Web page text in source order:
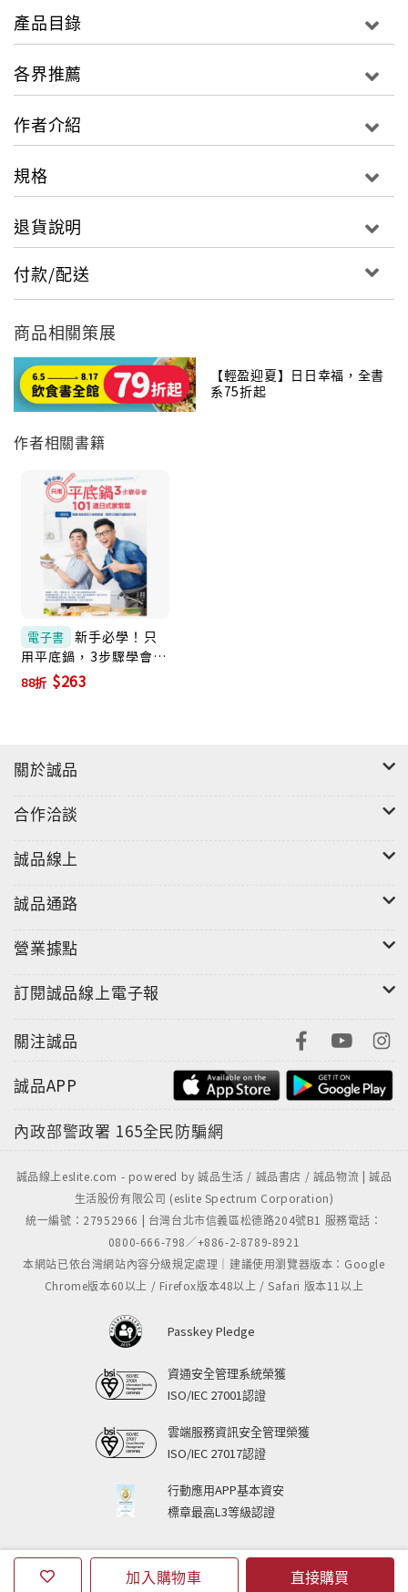
加入購物車 直接購買
您如何利用簡單的調味，變化出一道道少油無負擔，好
吃又健康，令人食指大動的美食。
不輕易說出的烹調密技，一次說清楚，讓您在家也能輕
◎附錄烹調時間與食材雙索引，完全不浪費：細心貼心
所需馬上找到想要學習的各式料理，享受下廚的樂趣。
在所有的鍋具當中，平底鍋幾乎萬用，鍋身輕巧，導熱
快又均勻，清洗方便、收藏不佔空間，而且最大的功能
是不必用很多的油，就可以健健康康地品嘗美味。加上
價格不貴，煎煮炒炸樣樣行，在有限的預算與料理的空
間上，平底鍋可說是最好的選擇。但如何兼顧美味、健
康與營養，就是設計平底鍋料理的最大挑戰。本書將利
用一支平底鍋，以輕鬆快速的方式，教導讀者如何以一
鍋到底做出101道的各式美味料理，不管是烹調新手或
廚房老手，這本書都是最好的選擇。
產品目錄
各界推薦
作者介紹
規格
退貨說明
付款/配送
商品相關策展
【輕盈迎夏】日日幸福，全書
系75折起
作者相關書籍
電子書
新手必學！只
用平底鍋，3步驟學會
101道日式家常菜 (電子
書)
88折 $263
關於誠品
合作洽談
誠品線上
誠品通路
營業據點
訂閱誠品線上電子報
關注誠品
誠品APP
內政部警政署 165全民防騙網
誠品線上eslite.com - powered by 誠品生活 / 誠品書店 / 誠品物流 | 誠品
生活股份有限公司 (eslite Spectrum Corporation)
統一編號：27952966 | 台灣台北市信義區松德路204號B1 服務電話：
0800-666-798／+886-2-8789-8921
本網站已依台灣網站內容分級規定處理｜建議使用瀏覽器版本：Google
Chrome版本60以上 / Firefox版本48以上 / Safari 版本11以上
Passkey Pledge
資通安全管理系統榮獲
ISO/IEC 27001認證
雲端服務資訊安全管理榮獲
ISO/IEC 27017認證
行動應用APP基本資安
標章最高L3等級認證